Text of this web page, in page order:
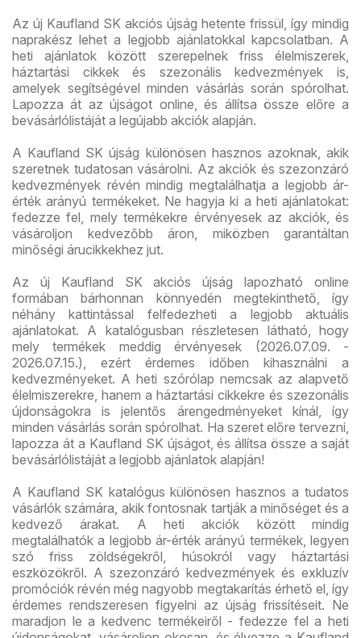
Az új Kaufland SK akciós újság hetente frissül, így mindig
naprakész lehet a legjobb ajánlatokkal kapcsolatban. A
heti ajánlatok között szerepelnek friss élelmiszerek,
háztartási cikkek és szezonális kedvezmények is,
amelyek segítségével minden vásárlás során spórolhat.
Lapozza át az újságot online, és állítsa össze előre a
bevásárlólistáját a legújabb akciók alapján.
A Kaufland SK újság különösen hasznos azoknak, akik
szeretnek tudatosan vásárolni. Az akciók és szezonzáró
kedvezmények révén mindig megtalálhatja a legjobb ár-
érték arányú termékeket. Ne hagyja ki a heti ajánlatokat:
fedezze fel, mely termékekre érvényesek az akciók, és
vásároljon kedvezőbb áron, miközben garantáltan
minőségi árucikkekhez jut.
Az új Kaufland SK akciós újság lapozható online
formában bárhonnan könnyedén megtekinthető, így
néhány kattintással felfedezheti a legjobb aktuális
ajánlatokat. A katalógusban részletesen látható, hogy
mely termékek meddig érvényesek (2026.07.09. -
2026.07.15.), ezért érdemes időben kihasználni a
kedvezményeket. A heti szórólap nemcsak az alapvető
élelmiszerekre, hanem a háztartási cikkekre és szezonális
újdonságokra is jelentős árengedményeket kínál, így
minden vásárlás során spórolhat. Ha szeret előre tervezni,
lapozza át a Kaufland SK újságot, és állítsa össze a saját
bevásárlólistáját a legjobb ajánlatok alapján!
A Kaufland SK katalógus különösen hasznos a tudatos
vásárlók számára, akik fontosnak tartják a minőséget és a
kedvező árakat. A heti akciók között mindig
megtalálhatók a legjobb ár-érték arányú termékek, legyen
szó friss zöldségekről, húsokról vagy háztartási
eszközökről. A szezonzáró kedvezmények és exkluzív
promóciók révén még nagyobb megtakarítás érhető el, így
érdemes rendszeresen figyelni az újság frissítéseit. Ne
maradjon le a kedvenc termékeiről - fedezze fel a heti